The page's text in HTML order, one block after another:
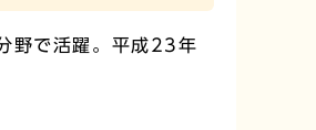
野で活躍。平成23年